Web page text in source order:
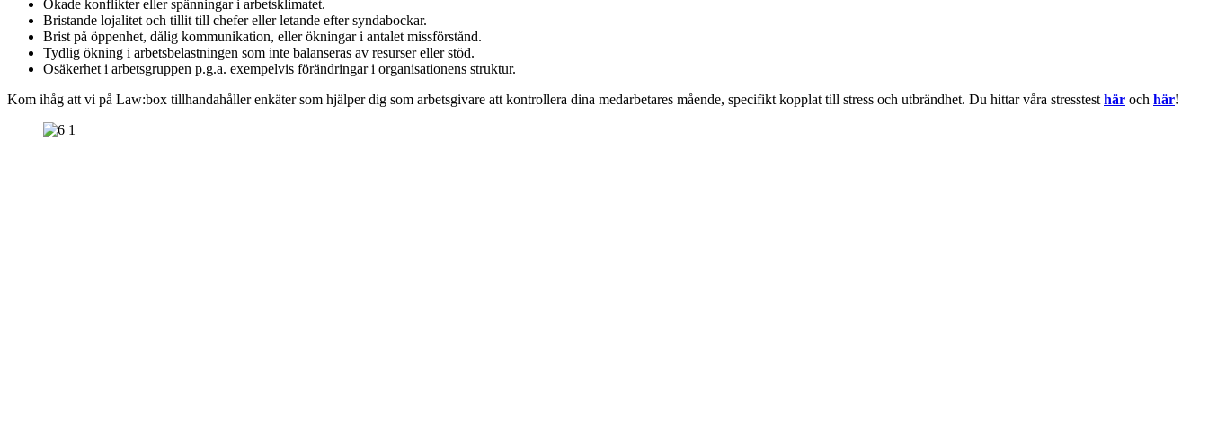
Ökade konflikter eller spänningar i arbetsklimatet.
Bristande lojalitet och tillit till chefer eller letande efter syndabockar.
Brist på öppenhet, dålig kommunikation, eller ökningar i antalet missförstånd.
Tydlig ökning i arbetsbelastningen som inte balanseras av resurser eller stöd.
Osäkerhet i arbetsgruppen p.g.a. exempelvis förändringar i organisationens struktur.
Kom ihåg att vi på Law:box tillhandahåller enkäter som hjälper dig som arbetsgivare att kontrollera dina medarbetares mående, specifikt kopplat till stress och utbrändhet. Du hittar våra stresstest här och här!